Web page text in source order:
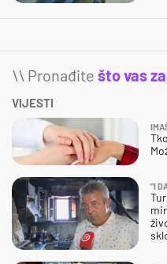
\\ Pronađite što vas
VIJESTI
"I